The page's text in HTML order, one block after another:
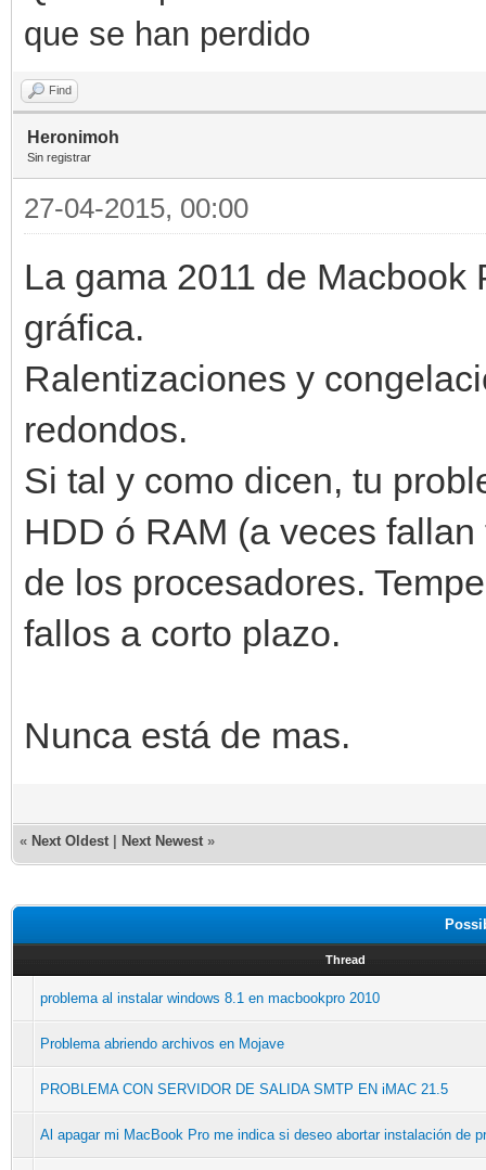
que se han perdido
Find
Heronimoh
Sin registrar
27-04-2015, 00:00
La gama 2011 de
gráfica.
Ralentizaciones y
redondos.
Si tal y como dicen, tu
HDD ó RAM (a veces
de los procesadores.
fallos a corto plazo.
Nunca está de mas.
« Next Oldest Next Newest »
Thread
problema al instalar windows 8.1 en macbookpro 2010
Problema abriendo archivos en Mojave
PROBLEMA CON SERVIDOR DE SALIDA SMTP EN iMAC 21.5
Al apagar mi MacBook Pro me indica si deseo abortar instalación de